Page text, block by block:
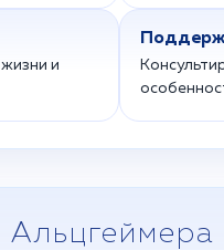
и
Альцгеймера